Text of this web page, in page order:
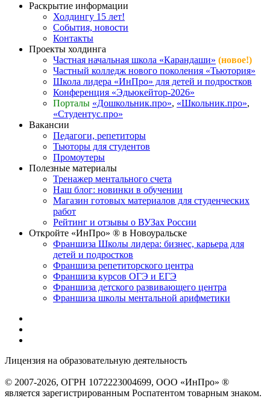
Раскрытие информации
Холдингу 15 лет!
События, новости
Контакты
Проекты холдинга
Частная начальная школа «Карандаши» (новое!)
Частный колледж нового поколения «Тьютория»
Школа лидера «ИнПро» для детей и подростков
Конференция «Эдьюкейтор-2026»
Порталы «Дошкольник.про», «Школьник.про»,
«Студентус.про»
Вакансии
Педагоги, репетиторы
Тьюторы для студентов
Промоутеры
Полезные материалы
Тренажер ментального счета
Наш блог: новинки в обучении
Магазин готовых материалов для студенческих
работ
Рейтинг и отзывы о ВУЗах России
Откройте «ИнПро» ® в Новоуральске
Франшиза Школы лидера: бизнес, карьера для
детей и подростков
Франшиза репетиторского центра
Франшиза курсов ОГЭ и ЕГЭ
Франшиза детского развивающего центра
Франшиза школы ментальной арифметики
Лицензия на образовательную деятельность
© 2007-2026, ОГРН 1072223004699, ООО «ИнПро» ®
является зарегистрированным Роспатентом товарным знаком.